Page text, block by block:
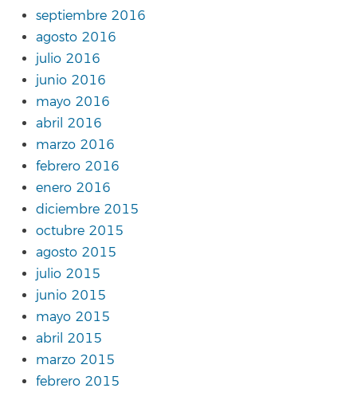
septiembre 2016
agosto 2016
julio 2016
junio 2016
mayo 2016
abril 2016
marzo 2016
febrero 2016
enero 2016
diciembre 2015
octubre 2015
agosto 2015
julio 2015
junio 2015
mayo 2015
abril 2015
marzo 2015
febrero 2015